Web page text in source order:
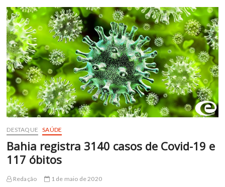
e
demais
festejos
de
Uauá
estão
cancelados
DESTAQUE SAÚDE
Bahia registra 3140 casos de Covid-19 e
117 óbitos​
Redação 1 de maio de 2020